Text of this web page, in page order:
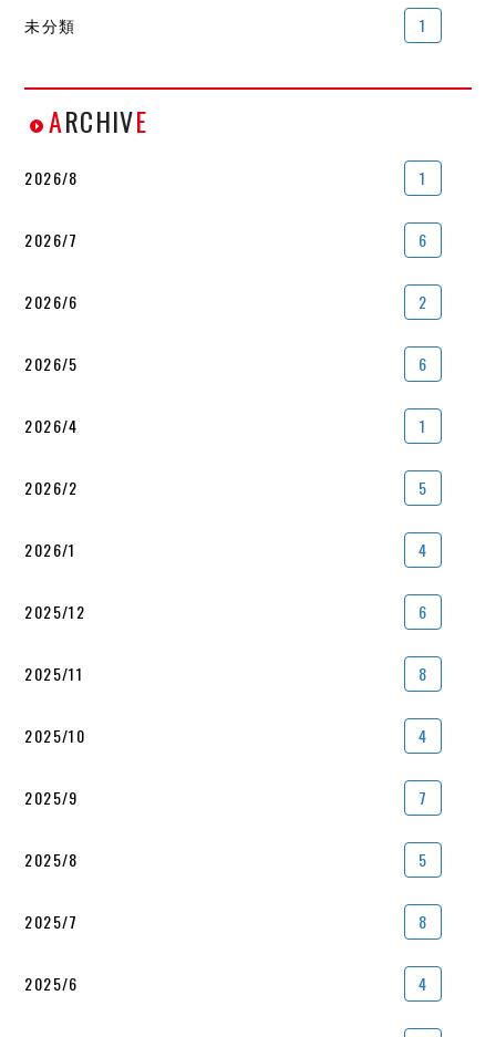
未分類 1
ARCHIVE
2026/8 1
2026/7 6
2026/6 2
2026/5 6
2026/4 1
2026/2 5
2026/1 4
2025/12 6
2025/11 8
2025/10 4
2025/9 7
2025/8 5
2025/7 8
2025/6 4